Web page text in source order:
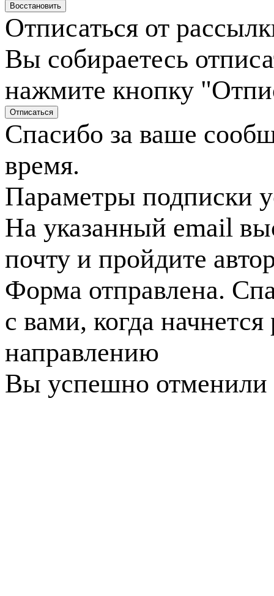
Отписаться от
Вы собираетесь
нажмите кнопку
Спасибо за ваше
время.
Параметры подписки
На указанный email
почту и пройдите
Форма отправлена.
с вами, когда
направлению
Вы успешно отменили